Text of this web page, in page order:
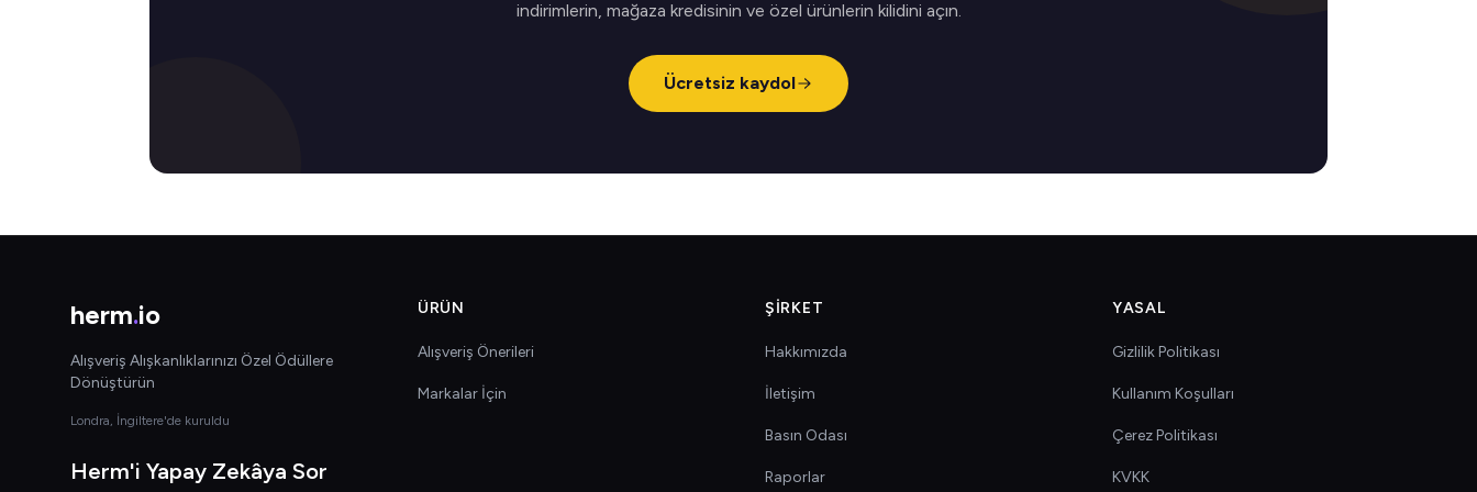
indirimlerin, mağaza kredisinin ve özel ürünlerin kilidini açın.
Ücretsiz kaydol
herm.io
Alışveriş Alışkanlıklarınızı Özel Ödüllere
Dönüştürün
Londra, İngiltere'de kuruldu
Herm'i Yapay Zekâya Sor
ÜRÜN
Alışveriş Önerileri
Markalar İçin
ŞIRKET
Hakkımızda
İletişim
Basın Odası
Raporlar
YASAL
Gizlilik Politikası
Kullanım Koşulları
Çerez Politikası
KVKK